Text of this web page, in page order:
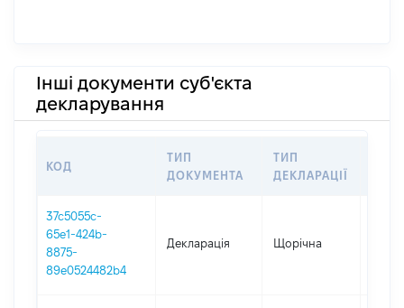
Інші документи суб'єкта
декларування
КОД
ТИП
ДОКУМЕНТА
ТИП
ДЕКЛАРАЦІЇ
37c5055c-
65e1-424b-
8875-
89e0524482b4
Декларація Щорічна